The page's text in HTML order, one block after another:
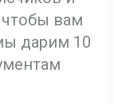
вам
дарим 10